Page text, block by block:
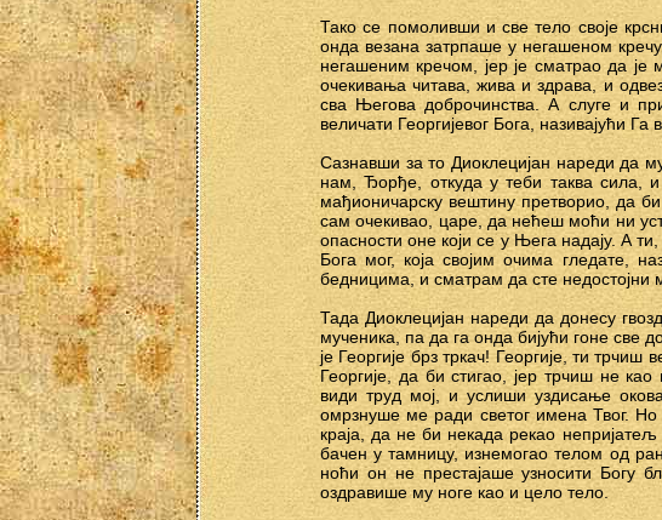
Тако се помоливши и све тело своје
онда везана затрпаше у негашеном
негашеним кречом, јер је сматрао да је
очекивања читава, жива и здрава, и
сва Његова доброчинства. А слуге и
величати Георгијевог Бога, називајући Га
Сазнавши за то Диоклецијан нареди да
нам, Ђорђе, откуда у теби таква сила,
мађионичарску вештину претворио, да
сам очекивао, царе, да нећеш моћи ни
опасности оне који се у Њега надају. А
Бога мог, која својим очима гледате,
бедницима, и сматрам да сте недостојни
Тада Диоклецијан нареди да донесу
мученика, па да га онда бијући гоне све
је Георгије брз тркач! Георгије, ти
Георгије, да би стигао, јер трчиш не
види труд мој, и услиши уздисање
омрзнуше ме ради светог имена Твог.
краја, да не би некада рекао
бачен у тамницу, изнемогао телом од
ноћи он не престајаше узносити Богу
оздравише му ноге као и цело тело.